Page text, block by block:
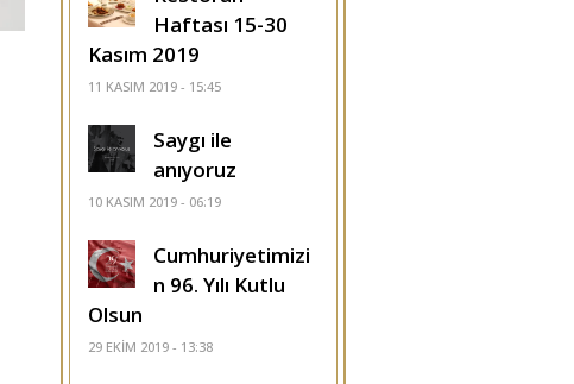
Haftası 15-30
Kasım 2019
11 KASIM 2019 - 15:45
Saygı ile
anıyoruz
10 KASIM 2019 - 06:19
Cumhuriyetimizi
n 96. Yılı Kutlu
Olsun
29 EKIM 2019 - 13:38